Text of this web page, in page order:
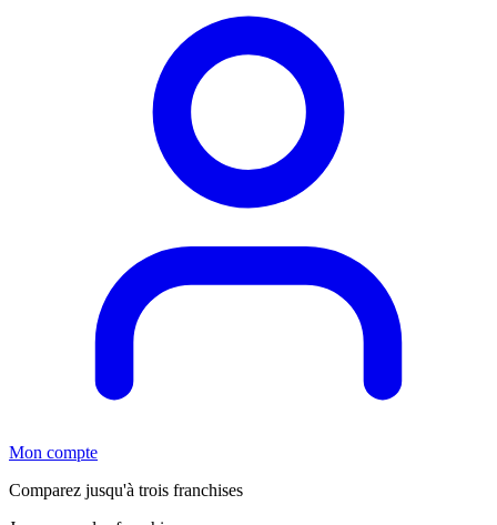
Mon compte
Comparez jusqu'à trois franchises